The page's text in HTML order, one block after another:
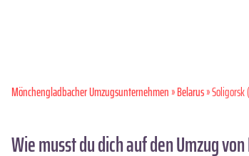
Mönchen­gladbacher Umzugsunternehmen»Belarus»
Wie musst du dich auf den Umzug